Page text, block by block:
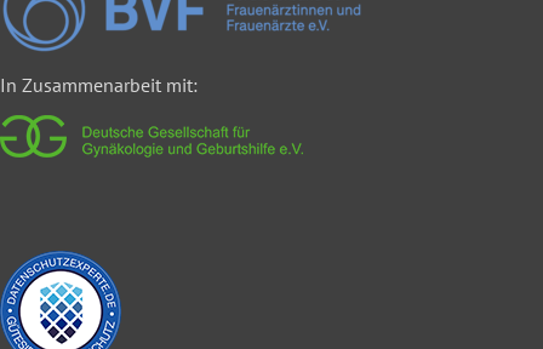
In Zusammenarbeit mit: